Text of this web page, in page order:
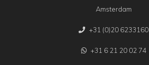
Amsterdam
+31 (0)20 6233160
+31 6 21 20 02 74